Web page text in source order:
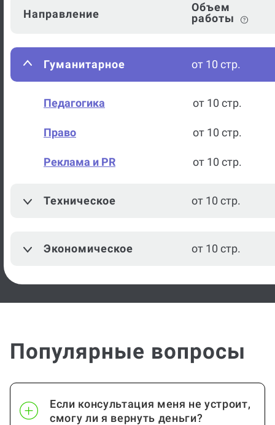
Направление
Объем
работы
Гуманитарное от 10 стр.
Педагогика от 10 стр.
Право от 10 стр.
Реклама и PR от 10 стр.
Техническое от 10 стр.
Экономическое от 10 стр.
Популярные вопросы
Если консультация меня не устроит,
смогу ли я вернуть деньги?